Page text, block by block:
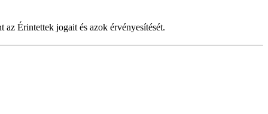
az Érintettek jogait és azok érvényesítését.